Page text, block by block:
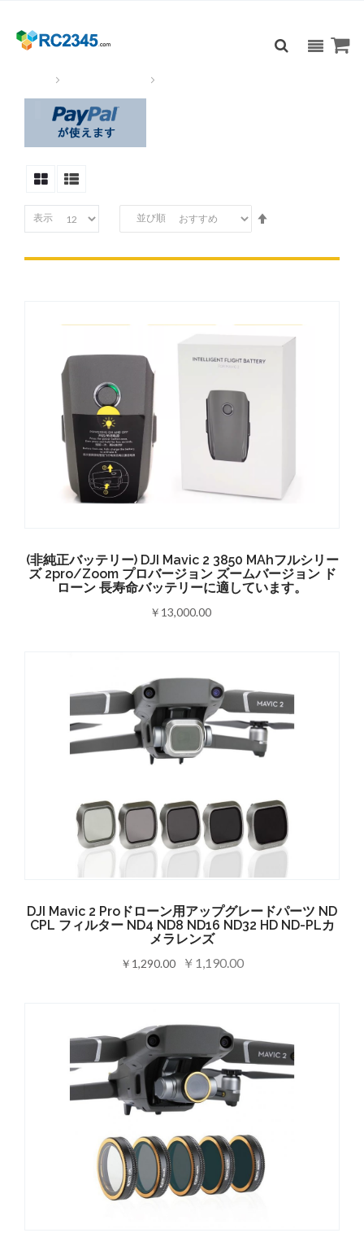
表示 並び順
(非純正バッテリー) DJI Mavic 2 3850 MAhフルシリー
ズ 2pro/zoom プロバージョン ズームバージョン ド
ローン 長寿命バッテリーに適しています。
￥13,000.00
DJI Mavic 2 Proドローン用アップグレードパーツ ND
CPL フィルター ND4 ND8 ND16 ND32 HD ND-PLカ
メラレンズ
￥1,290.00 ￥1,190.00